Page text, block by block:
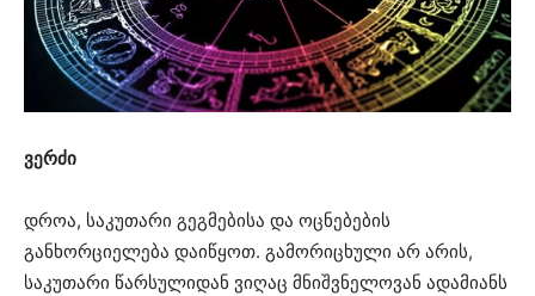
ვერძი
დროა, საკუთარი გეგმებისა და ოცნებების
განხორციელება დაიწყოთ. გამორიცხული არ არის,
საკუთარი წარსულიდან ვიღაც მნიშვნელოვან ადამიანს